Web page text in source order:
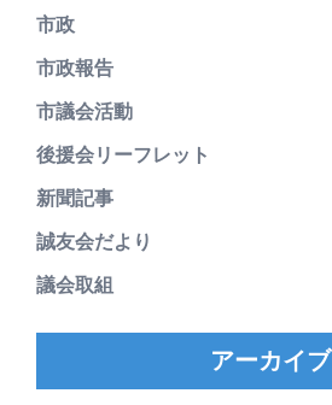
市政
市政報告
市議会活動
後援会リーフレット
新聞記事
誠友会だより
議会取組
アーカイブ